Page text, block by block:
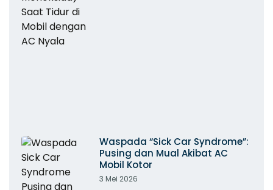
Waspada “Sick Car Syndrome”:
Pusing dan Mual Akibat AC
Mobil Kotor
3 Mei 2026